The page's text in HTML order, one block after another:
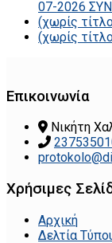
07-2026
(χωρίς
(χωρίς
Επικοινωνία
Νικήτη
Χρήσιμες
Αρχική
Δελτία